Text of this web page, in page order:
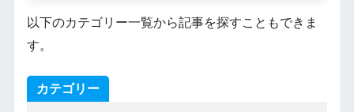
以下のカテゴリー一覧から記事を探すこともできま
す。
カテゴリー